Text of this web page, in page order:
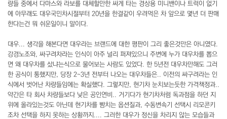
량들 중에서 다마스와 라보를 대체할만한 싸게 타는 경상용 미니밴이나 트럭이 없기
에 아무래도 대우국민차시절부터 20년을 한결같이 우려먹은 차 앞으로 몇년 더 판매
한다는건 뭐 쉬운일이니 말이다.
대우... 생각을 해본다면 대우라는 브랜드에 대한 평판이 그리 좋은것만은 아니였다.
강경노조와, 싸구려차라는 인식이 아주 널리 퍼져있으니 주변에 누가 대우차를 뽑으
면 왜 대우차를 샀냐는식으로 물어보는 사람도 있었다. 한 5년전 대우차만해도 그러
한 공식이 통했지만, 당장 2~3년 전부터 나오는 대우차들은.. 이전의 싸구려라는 인
식에서 벗어난 차량들임에는 확실했다. 그렇지만, 현기차 눈치보는듯한 가격책정과..
약간은 타 회사 차량들보다 낮은 공인연비.. 거기다가 현기차처럼 독과점을 하던 지
위에 올라있는것도 아닌데 현기차를 뺨치는 옵션질과, 수동변속기 선택시 리모콘키
조차 선택을 하지 못하는 상황까지.... 그러한 대우가 정신을 차리지 않는 모습들과